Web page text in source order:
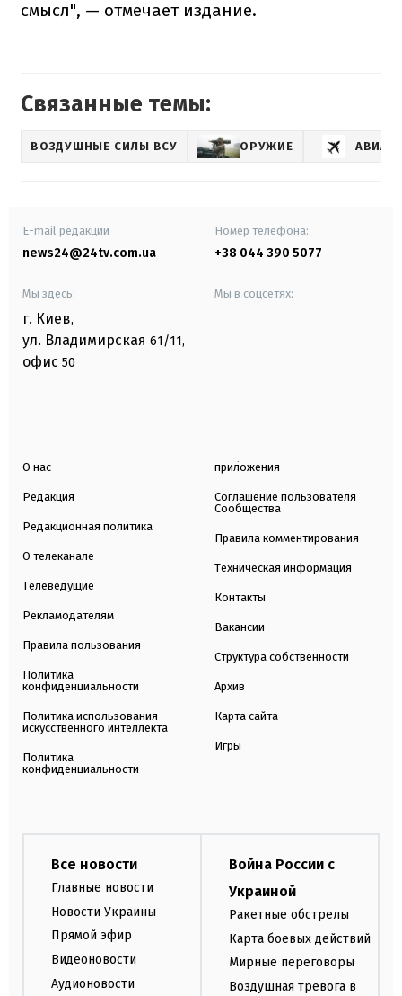
смысл", — отмечает издание.
Связанные темы:
ВОЗДУШНЫЕ СИЛЫ ВСУ ОРУЖИЕ
E-mail редакции
news24@24tv.com.ua
Номер телефона:
+38 044 390 5077
Мы здесь:
г. Киев,
ул. Владимирская 61/11,
офис 50
Мы в соцсетях:
О нас
Редакция
Редакционная политика
О телеканале
Телеведущие
Рекламодателям
Правила пользования
Политика
конфиденциальности
Политика использования
искусственного интеллекта
Политика
конфиденциальности
приложения
Соглашение пользователя
Сообщества
Правила комментирования
Техническая информация
Контакты
Вакансии
Структура собственности
Архив
Карта сайта
Игры
Все новости
Главные новости
Новости Украины
Прямой эфир
Видеоновости
Аудионовости
Война России с
Украиной
Ракетные обстрелы
Карта боевых действий
Мирные переговоры
Воздушная тревога в